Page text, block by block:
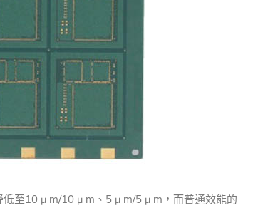
至10 μ m/10 μ m、5 μ m/5 μ m，而普通效能的